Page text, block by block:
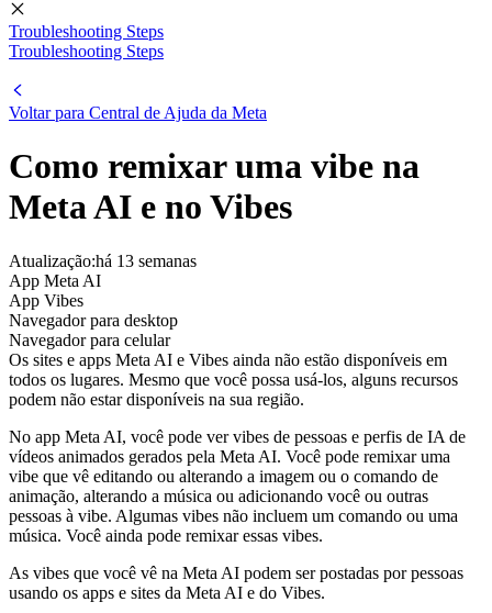
Troubleshooting Steps
Troubleshooting Steps
Voltar para Central de Ajuda da Meta
Como remixar uma vibe na
Meta AI e no Vibes
Atualização:há 13 semanas
App Meta AI
App Vibes
Navegador para desktop
Navegador para celular
Os sites e apps Meta AI e Vibes ainda não estão disponíveis em
todos os lugares. Mesmo que você possa usá-los, alguns recursos
podem não estar disponíveis na sua região.
No app Meta AI, você pode ver vibes de pessoas e perfis de IA de
vídeos animados gerados pela Meta AI. Você pode remixar uma
vibe que vê editando ou alterando a imagem ou o comando de
animação, alterando a música ou adicionando você ou outras
pessoas à vibe. Algumas vibes não incluem um comando ou uma
música. Você ainda pode remixar essas vibes.
As vibes que você vê na Meta AI podem ser postadas por pessoas
usando os apps e sites da Meta AI e do Vibes.